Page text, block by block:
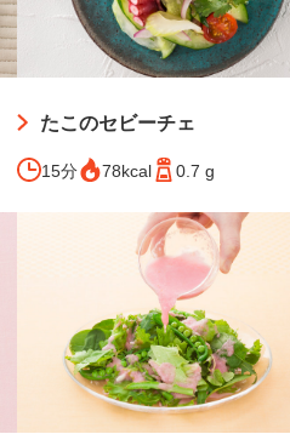
たこのセビーチェ
15分 78kcal 0.7 g